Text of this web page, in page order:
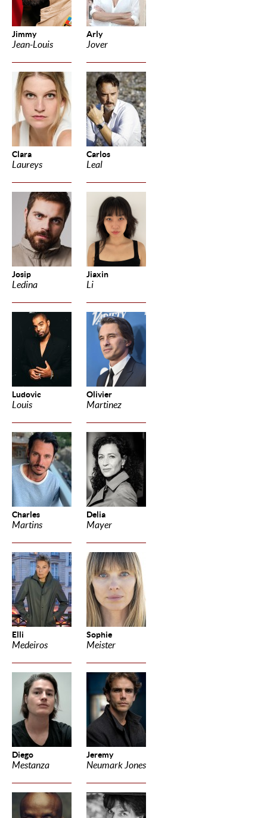
Jimmy
Jean-Louis
Arly
Jover
Clara
Laureys
Carlos
Leal
Josip
Ledina
Jiaxin
Li
Ludovic
Louis
Olivier
Martinez
Charles
Martins
Delia
Mayer
Elli
Medeiros
Sophie
Meister
Diego
Mestanza
Jeremy
Neumark Jones